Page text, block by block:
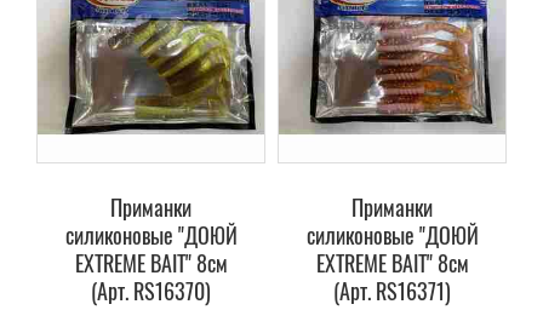
Приманки
силиконовые "ДОЮЙ
EXTREME BAIT" 8см
(Арт. RS16370)
Приманки
силиконовые "ДОЮЙ
EXTREME BAIT" 8см
(Арт. RS16371)